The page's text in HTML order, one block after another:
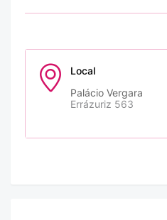
Local
Palácio Vergara
Errázuriz 563